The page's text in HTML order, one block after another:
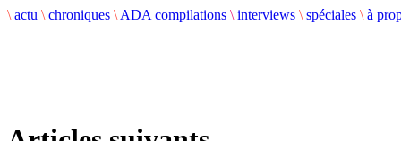
\ actu \ chroniques \ ADA compilations \ interviews \ spéciales \ à